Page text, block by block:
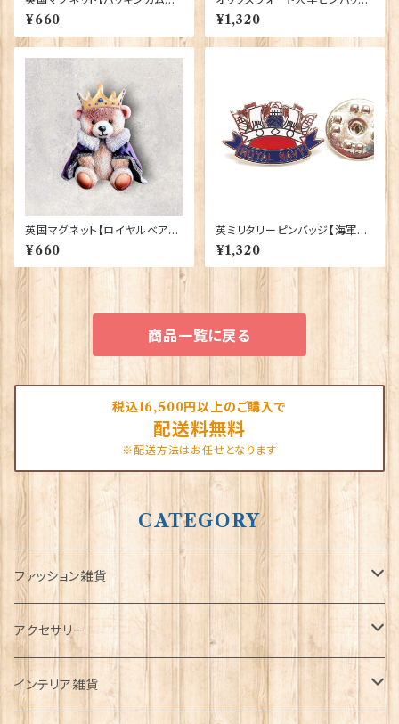
殿】Elgate Products 90030
（13652）
¥660
ジ Elgate Products 90404
¥1,320
英国マグネット【ロイヤルベア】E
lgate Products 90030（799
13）
¥660
英ミリタリーピンバッジ【海軍=
Navy Crown】Tradition 90
043-M004
¥1,320
商品一覧に戻る
税込16,500円以上のご購入で
配送料無料
※配送方法はお任せとなります
CATEGORY
ファッション雑貨
タータンネクタイ
帽子
アクセサリー
ORTAK
インテリア雑貨